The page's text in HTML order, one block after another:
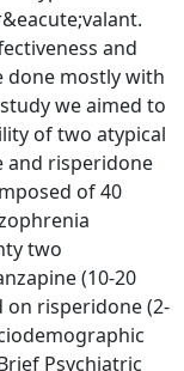
and
done mostly with
we aimed to
of two atypical
and risperidone
of 40
two
(10-20
on risperidone (2-
Psychiatric